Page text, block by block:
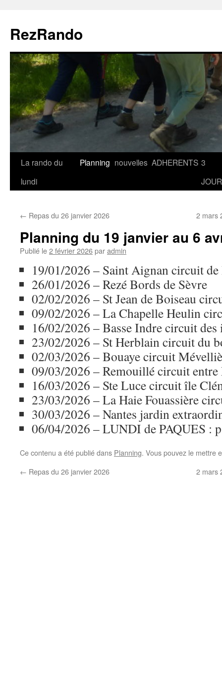
contenu
RezRando
La rando du
lundi
Planning nouvelles ADHERENTS 3
← Repas du 26 janvier 2026 2 mars
Planning du 19 janvier au 6
Publié le2 février 2026paradmin
19/01/2026 – Saint Aignan circuit
26/01/2026 – Rezé Bords de Sèvre
02/02/2026 – St Jean de Boiseau
09/02/2026 – La Chapelle Heulin
16/02/2026 – Basse Indre circuit des
23/02/2026 – St Herblain circuit du
02/03/2026 – Bouaye circuit
09/03/2026 – Remouillé circuit entre
16/03/2026 – Ste Luce circuit île
23/03/2026 – La Haie Fouassière
30/03/2026 – Nantes jardin
06/04/2026 – LUNDI de PAQUES :
Ce contenu a été publié dans Planning. Vous pouvez le mettre
← Repas du 26 janvier 2026 2 mars